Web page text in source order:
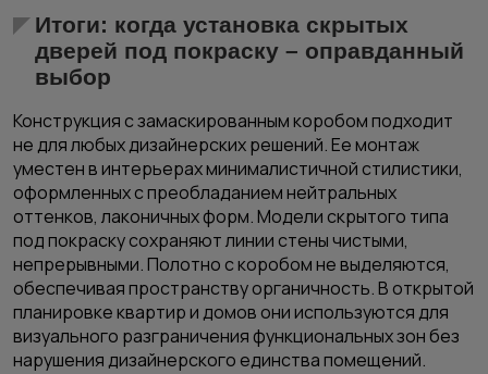
Итоги: когда установка скрытых
дверей под покраску – оправданный
выбор
Конструкция с замаскированным коробом подходит
не для любых дизайнерских решений. Ее монтаж
уместен в интерьерах минималистичной стилистики,
оформленных с преобладанием нейтральных
оттенков, лаконичных форм. Модели скрытого типа
под покраску сохраняют линии стены чистыми,
непрерывными. Полотно с коробом не выделяются,
обеспечивая пространству органичность. В открытой
планировке квартир и домов они используются для
визуального разграничения функциональных зон без
нарушения дизайнерского единства помещений.